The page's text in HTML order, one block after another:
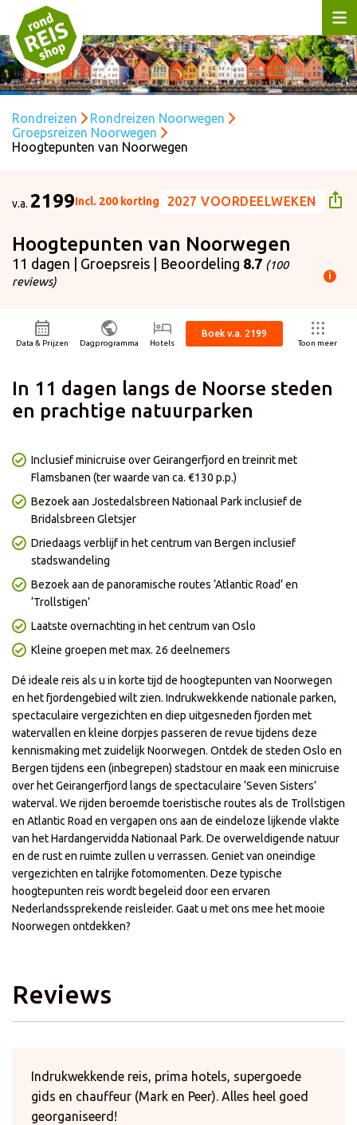
Rondreizen
Rondreizen Noorwegen
Groepsreizen Noorwegen
Hoogtepunten van Noorwegen
v.a. 2199Incl. 200 korting
i
2027 VOORDEELWEKEN
Hoogtepunten van Noorwegen
11 dagen | Groepsreis | Beoordeling 8.7 (100
reviews)
20-08-2026
11 dagen
- Enkel geldig voor nieuwe boekingen met vertrek in 2027
- Korting is niet geldig bij het afnemen van enkel het reisgedeelte
- Korting is niet geldig op onze zelf samenstellen reizen
- Prijzen en kortingen kunnen dagelijks verschillen per reis of
- De actie loopt t/m 18 augustus
Data & Prijzen Dagprogramma Hotels
Boek v.a. 2199
Toon meer
In 11 dagen langs de Noorse steden
en prachtige natuurparken
Inclusief minicruise over Geirangerfjord en treinrit met
Flamsbanen (ter waarde van ca. €130 p.p.)
Bezoek aan Jostedalsbreen Nationaal Park inclusief de
Bridalsbreen Gletsjer
Driedaags verblijf in het centrum van Bergen inclusief
stadswandeling
Bezoek aan de panoramische routes ‘Atlantic Road’ en
‘Trollstigen’
Laatste overnachting in het centrum van Oslo
Kleine groepen met max. 26 deelnemers
Dé ideale reis als u in korte tijd de hoogtepunten van Noorwegen
en het fjordengebied wilt zien. Indrukwekkende nationale parken,
spectaculaire vergezichten en diep uitgesneden fjorden met
watervallen en kleine dorpjes passeren de revue tijdens deze
kennismaking met zuidelijk Noorwegen. Ontdek de steden Oslo en
Bergen tijdens een (inbegrepen) stadstour en maak een minicruise
over het Geirangerfjord langs de spectaculaire ‘Seven Sisters’
waterval. We rijden beroemde toeristische routes als de Trollstigen
en Atlantic Road en vergapen ons aan de eindeloze lijkende vlakte
van het Hardangervidda Nationaal Park. De overweldigende natuur
en de rust en ruimte zullen u verrassen. Geniet van oneindige
vergezichten en talrijke fotomomenten. Deze typische
hoogtepunten reis wordt begeleid door een ervaren
Nederlandssprekende reisleider. Gaat u met ons mee het mooie
Noorwegen ontdekken?
Reviews
Indrukwekkende reis, prima hotels, supergoede
gids en chauffeur (Mark en Peer). Alles heel goed
georganiseerd!